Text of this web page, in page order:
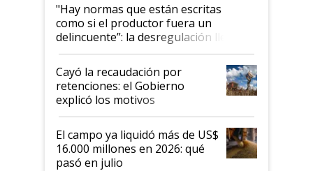
"Hay normas que están escritas
como si el productor fuera un
delincuente”: la desregulación llegó
al Congreso Aapresid y hasta se
habló del financiamiento al IPCVA
Cayó la recaudación por
retenciones: el Gobierno
explicó los motivos
El campo ya liquidó más de US$
16.000 millones en 2026: qué
pasó en julio